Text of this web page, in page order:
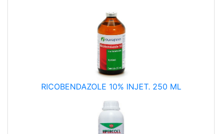
RICOBENDAZOLE 10% INJET. 250 ML